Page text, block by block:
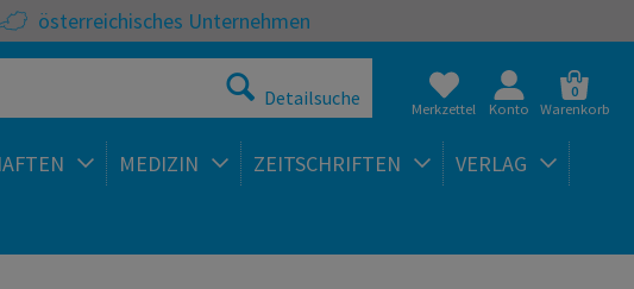
österreichisches Unternehmen
Detailsuche Merkzettel Konto
0
Warenkorb
MEDIZIN ZEITSCHRIFTEN VERLAG